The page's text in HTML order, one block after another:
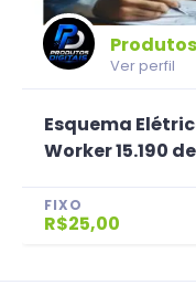
Ver perfil
Esquema
Worker 15.190
FIXO
R$25,00